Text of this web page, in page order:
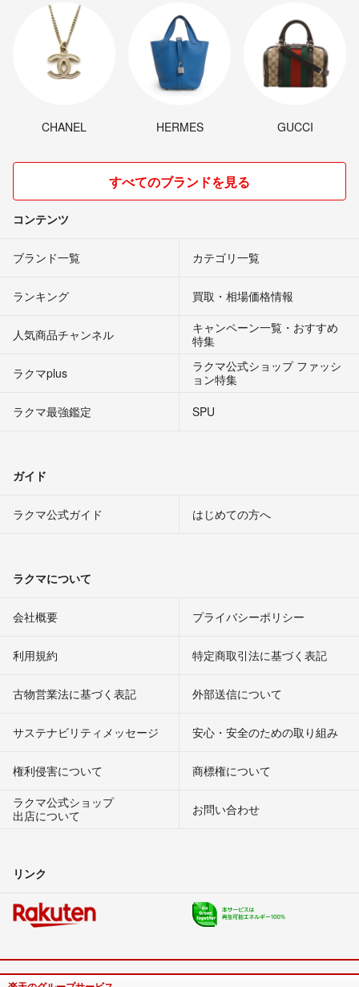
CHANEL HERMES GUCCI
すべてのブランドを見る
コンテンツ
ブランド一覧 カテゴリ一覧
ランキング 買取・相場価格情報
人気商品チャンネル
キャンペーン一覧・おすすめ
特集
ラクマplus
ラクマ公式ショップ ファッシ
ョン特集
ラクマ最強鑑定
SPU
ガイド
ラクマ公式ガイド はじめての方へ
ラクマについて
会社概要 プライバシーポリシー
利用規約 特定商取引法に基づく表記
古物営業法に基づく表記 外部送信について
サステナビリティメッセージ 安心・安全のための取り組み
権利侵害について
商標権について
ラクマ公式ショップ
出店について
お問い合わせ
リンク